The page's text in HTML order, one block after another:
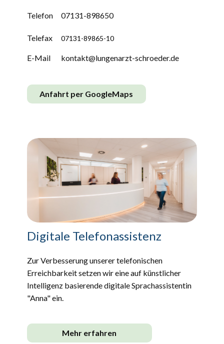
Telefon 07131-898650
Telefax 07131-89865-10
E-Mail kontakt@lungenarzt-schroeder.de
Anfahrt per GoogleMaps
Digitale Telefonassistenz
Zur Verbesserung unserer telefonischen
Erreichbarkeit setzen wir eine auf künstlicher
Intelligenz basierende digitale Sprachassistentin
"Anna" ein.
Mehr erfahren